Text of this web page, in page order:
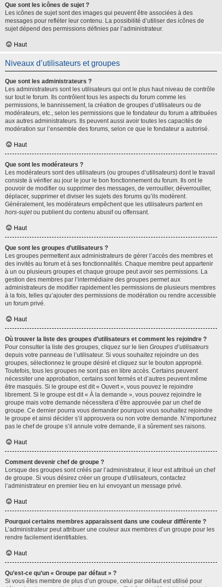
Que sont les icônes de sujet ?
Les icônes de sujet sont des images qui peuvent être associées à des
messages pour refléter leur contenu. La possibilité d’utiliser des icônes de
sujet dépend des permissions définies par l’administrateur.
Haut
Niveaux d’utilisateurs et groupes
Que sont les administrateurs ?
Les administrateurs sont les utilisateurs qui ont le plus haut niveau de contrôle
sur tout le forum. Ils contrôlent tous les aspects du forum comme les
permissions, le bannissement, la création de groupes d’utilisateurs ou de
modérateurs, etc., selon les permissions que le fondateur du forum a attribuées
aux autres administrateurs. Ils peuvent aussi avoir toutes les capacités de
modération sur l’ensemble des forums, selon ce que le fondateur a autorisé.
Haut
Que sont les modérateurs ?
Les modérateurs sont des utilisateurs (ou groupes d’utilisateurs) dont le travail
consiste à vérifier au jour le jour le bon fonctionnement du forum. Ils ont le
pouvoir de modifier ou supprimer des messages, de verrouiller, déverrouiller,
déplacer, supprimer et diviser les sujets des forums qu’ils modèrent.
Généralement, les modérateurs empêchent que les utilisateurs partent en
hors-sujetou publient du contenu abusif ou offensant.
Haut
Que sont les groupes d’utilisateurs ?
Les groupes permettent aux administrateurs de gérer l’accès des membres et
des invités au forum et à ses fonctionnalités. Chaque membre peut appartenir
à un ou plusieurs groupes et chaque groupe peut avoir ses permissions. La
gestion des membres par l’intermédiaire des groupes permet aux
administrateurs de modifier rapidement les permissions de plusieurs membres
à la fois, telles qu’ajouter des permissions de modération ou rendre accessible
un forum privé.
Haut
Où trouver la liste des groupes d’utilisateurs et comment les rejoindre ?
Pour consulter la liste des groupes, cliquez sur le lien Groupes d’utilisateurs
depuis votre panneau de l’utilisateur. Si vous souhaitez rejoindre un des
groupes, sélectionnez le groupe désiré et cliquez sur le bouton approprié.
Toutefois, tous les groupes ne sont pas en libre accès. Certains peuvent
nécessiter une approbation, certains sont fermés et d’autres peuvent même
être masqués. Si le groupe est dit « Ouvert », vous pouvez le rejoindre
librement. Si le groupe est dit « À la demande », vous pouvez rejoindre le
groupe mais votre demande nécessitera d’être approuvée par un chef de
groupe. Ce dernier pourra vous demander pourquoi vous souhaitez rejoindre
le groupe et ainsi décider s’il approuvera ou non votre demande. N’importunez
pas le chef de groupe s’il annule votre demande, il a sûrement ses raisons.
Haut
Comment devenir chef de groupe ?
Lorsque des groupes sont créés par l’administrateur, il leur est attribué un chef
de groupe. Si vous désirez créer un groupe d’utilisateurs, contactez
l’administrateur en premier lieu en lui envoyant un message privé.
Haut
Pourquoi certains membres apparaissent dans une couleur différente ?
L’administrateur peut attribuer une couleur aux membres d’un groupe pour les
rendre facilement identifiables.
Haut
Qu’est-ce qu’un « Groupe par défaut » ?
Si vous êtes membre de plus d’un groupe, celui par défaut est utilisé pour